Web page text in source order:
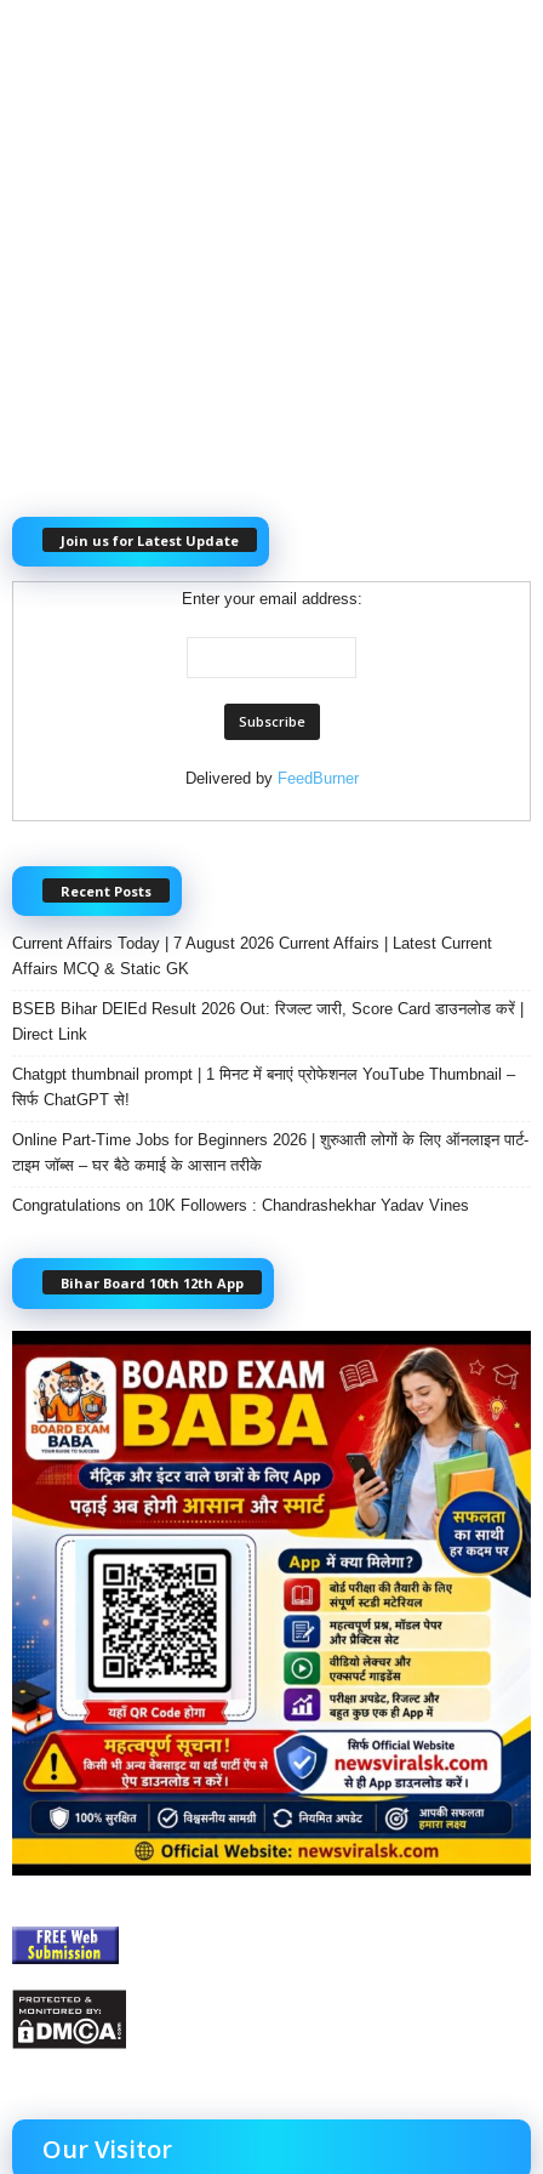
Join us for Latest Update
Enter your email address:
Delivered by FeedBurner
Recent Posts
Current Affairs Today | 7 August 2026 Current Affairs | Latest Current
Affairs MCQ & Static GK
BSEB Bihar DElEd Result 2026 Out: रिजल्ट जारी, Score Card डाउनलोड करें |
Direct Link
Chatgpt thumbnail prompt | 1 मिनट में बनाएं प्रोफेशनल YouTube Thumbnail –
सिर्फ ChatGPT से!
Online Part-Time Jobs for Beginners 2026 | शुरुआती लोगों के लिए ऑनलाइन पार्ट-
टाइम जॉब्स – घर बैठे कमाई के आसान तरीके
Congratulations on 10K Followers : Chandrashekhar Yadav Vines
Bihar Board 10th 12th App
Our Visitor